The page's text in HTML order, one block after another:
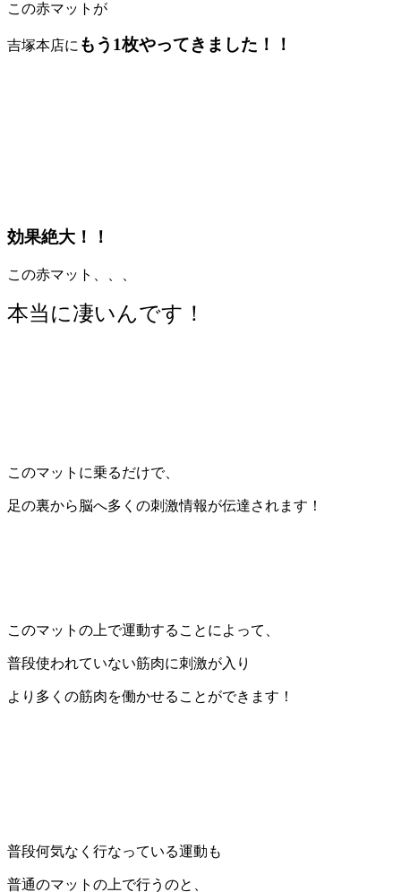
この赤マットが
吉塚本店に もう 1枚やってきました！！
効果絶大！！
この赤マット、、、
本当に凄いんです！
このマットに乗るだけで、
足の裏から脳へ多くの刺激情報が伝達されます！
このマットの上で運動することによって、
普段使われていない筋肉に刺激が入り
より多くの筋肉を働かせることができます！
普段何気なく行なっている運動も
普通のマットの上で行うのと、